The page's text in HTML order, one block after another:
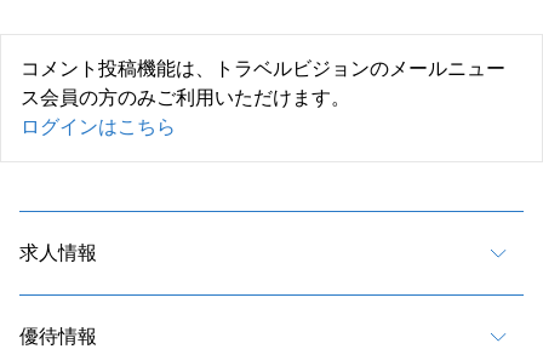
コメント投稿機能は、トラベルビジョンのメールニュー
ス会員の方のみご利用いただけます。
ログインはこちら
求人情報
優待情報